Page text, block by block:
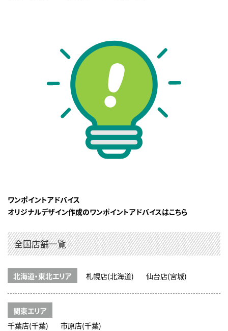
ワンポイントアドバイス
オリジナルデザイン作成のワンポイントアドバイスはこちら
全国店舗一覧
北海道・東北エリア 札幌店(北海道) 仙台店(宮城)
関東エリア
千葉店(千葉)
市原店(千葉)